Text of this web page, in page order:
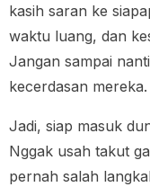
kasih saran ke
waktu luang, dan
Jangan sampai
kecerdasan mereka.
Jadi, siap masuk
Nggak usah takut
pernah salah